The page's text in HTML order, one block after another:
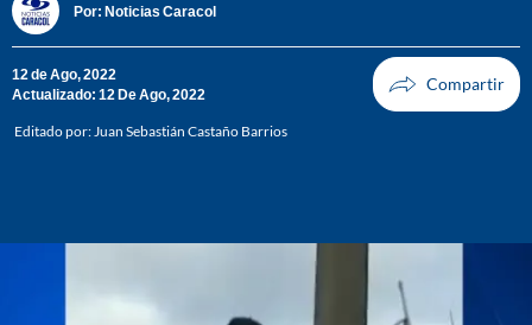
Por: Noticias Caracol
12 de Ago, 2022
Actualizado: 12 De Ago, 2022
Editado por:Juan Sebastián Castaño Barrios